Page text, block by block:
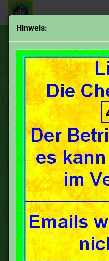
Hinweis:
Bing Düsensätze ohne
Hier bekommst du
Du kaufst den Satz
Vergasers (siehe Bilder) und
wir suchen dir aus den
Düsen heraus und